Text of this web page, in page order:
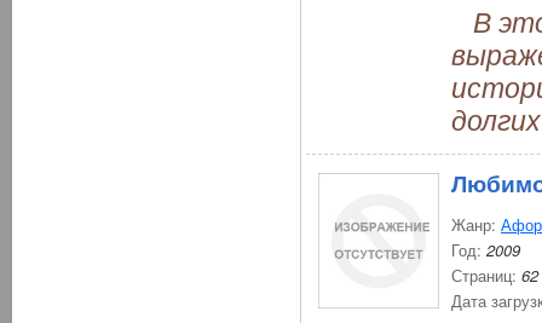
В
Жанр:
Год: 2009
Страниц: 62
Дата